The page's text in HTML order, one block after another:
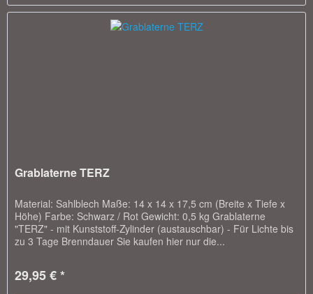
Grablaterne TERZ
Material: Sahlblech Maße: 14 x 14 x 17,5 cm (Breite x Tiefe x
Höhe) Farbe: Schwarz / Rot Gewicht: 0,5 kg Grablaterne
"TERZ" - mit Kunststoff-Zylinder (austauschbar) - Für Lichte bis
zu 3 Tage Brenndauer Sie kaufen hier nur die...
29,95 € *